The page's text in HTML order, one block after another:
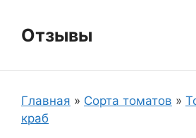
содержимому
Отзывы
Главная » Сорта томатов »
краб